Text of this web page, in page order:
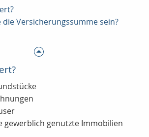
Versicherungssumme sein?
gewerblich genutzte Immobilien